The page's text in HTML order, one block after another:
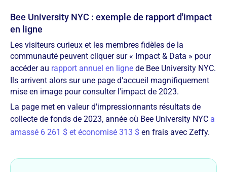
Bee University NYC : exemple de rapport d'impact
en ligne
Les visiteurs curieux et les membres fidèles de la
communauté peuvent cliquer sur « Impact & Data » pour
accéder au rapport annuel en ligne de Bee University NYC.
Ils arrivent alors sur une page d'accueil magnifiquement
mise en image pour consulter l'impact de 2023.
La page met en valeur d'impressionnants résultats de
collecte de fonds de 2023, année où Bee University NYC a
amassé 6 261 $ et économisé 313 $ en frais avec Zeffy.